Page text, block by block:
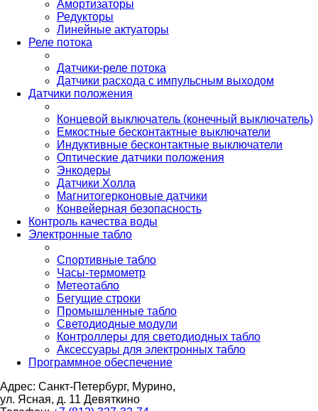
Амортизаторы
Редукторы
Линейные актуаторы
Реле потока
Датчики-реле потока
Датчики расхода с импульсным выходом
Датчики положения
Концевой выключатель (конечный выключатель)
Емкостные бесконтактные выключатели
Индуктивные бесконтактные выключатели
Оптические датчики положения
Энкодеры
Датчики Холла
Магнитогерконовые датчики
Конвейерная безопасность
Контроль качества воды
Электронные табло
Спортивные табло
Часы-термометр
Метеотабло
Бегущие строки
Промышленные табло
Светодиодные модули
Контроллеры для светодиодных табло
Аксессуары для электронных табло
Программное обеспечение
Адрес: Санкт-Петербург, Мурино,
ул. Ясная, д. 11 Девяткино